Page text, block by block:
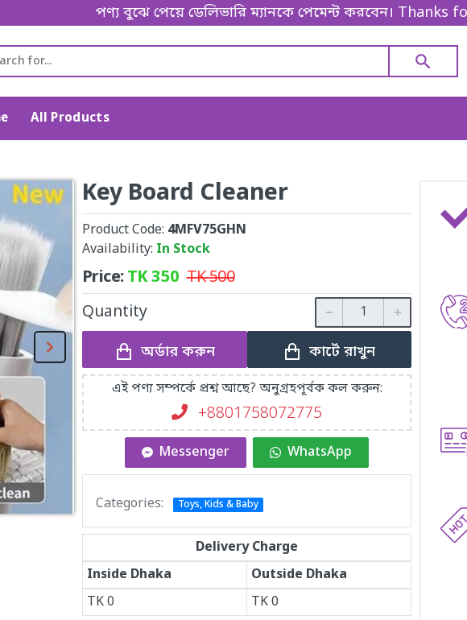
পণ্য বুঝে পেয়ে ডেলিভারি ম্যানকে পেমেন্ট করবেন। Thanks for shopping!
All Products
Key Board Cleaner
Product Code: 4MFV75GHN
Availability: In Stock
Price:TK350 TK500
Quantity
অর্ডার করুন কার্টে রাখুন
এই পণ্য সম্পর্কে প্রশ্ন আছে? অনুগ্রহপূর্বক কল করুন:
+8801758072775‬
Messenger WhatsApp
Categories: Toys, Kids & Baby
Delivery Charge
Inside Dhaka
Outside Dhaka
TK0 TK0